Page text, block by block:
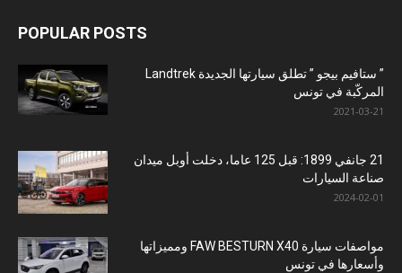
POPULAR POSTS
” ستافيم بيجو ” تطلق سيارتها الجديدة Landtrek
المركّبة في تونس
2021-03-21
21 جانفي 1899: قبل 125 عاما، دخلت أوبل ميدان
صناعة السيارات
2024-02-01
مواصفات سيارة FAW BESTURN X40 ومميزاتها
وأسعارها في تونس